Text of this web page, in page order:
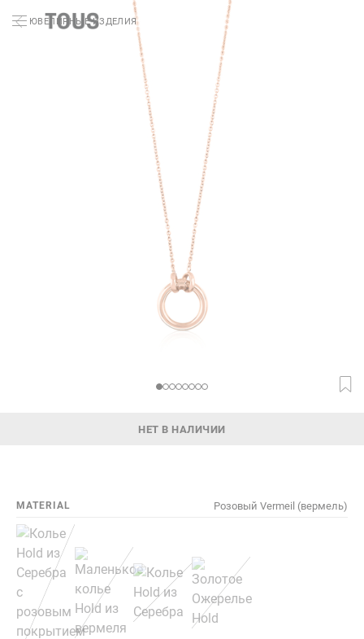
ЮВЕЛИРНЫЕ ИЗДЕЛИЯ
НЕТ В НАЛИЧИИ
MATERIAL Розовый Vermeil (вермель)